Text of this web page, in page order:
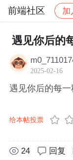
前端社区 加
社区 前端社
遇见你后的
2025-02-16
遇见你后的每
给本帖投票
24 回复